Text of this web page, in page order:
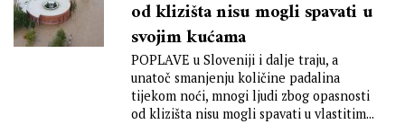
od klizišta nisu mogli spavati u
svojim kućama
POPLAVE u Sloveniji i dalje traju, a
unatoč smanjenju količine padalina
tijekom noći, mnogi ljudi zbog opasnosti
od klizišta nisu mogli spavati u vlastitim...